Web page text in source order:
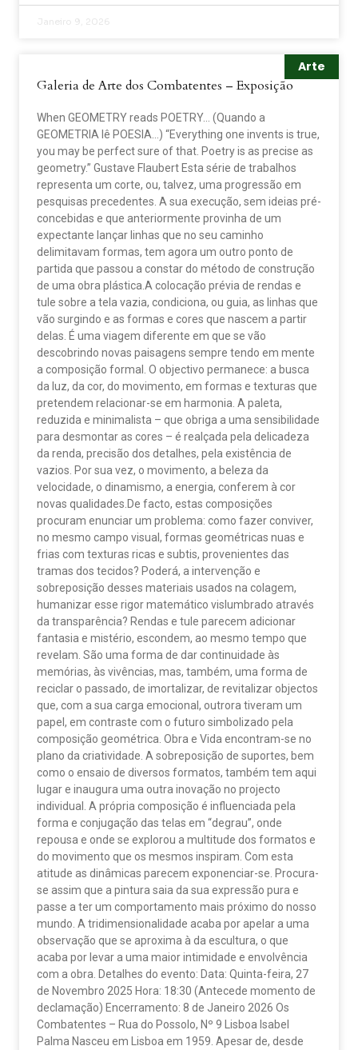
Janeiro 9, 2026
Arte
Galeria de Arte dos Combatentes – Exposição
When GEOMETRY reads POETRY… (Quando a
GEOMETRIA lê POESIA…) “Everything one invents is true,
you may be perfect sure of that. Poetry is as precise as
geometry.” Gustave Flaubert Esta série de trabalhos
representa um corte, ou, talvez, uma progressão em
pesquisas precedentes. A sua execução, sem ideias pré-
concebidas e que anteriormente provinha de um
expectante lançar linhas que no seu caminho
delimitavam formas, tem agora um outro ponto de
partida que passou a constar do método de construção
de uma obra plástica.A colocação prévia de rendas e
tule sobre a tela vazia, condiciona, ou guia, as linhas que
vão surgindo e as formas e cores que nascem a partir
delas. É uma viagem diferente em que se vão
descobrindo novas paisagens sempre tendo em mente
a composição formal. O objectivo permanece: a busca
da luz, da cor, do movimento, em formas e texturas que
pretendem relacionar-se em harmonia. A paleta,
reduzida e minimalista – que obriga a uma sensibilidade
para desmontar as cores – é realçada pela delicadeza
da renda, precisão dos detalhes, pela existência de
vazios. Por sua vez, o movimento, a beleza da
velocidade, o dinamismo, a energia, conferem à cor
novas qualidades.De facto, estas composições
procuram enunciar um problema: como fazer conviver,
no mesmo campo visual, formas geométricas nuas e
frias com texturas ricas e subtis, provenientes das
tramas dos tecidos? Poderá, a intervenção e
sobreposição desses materiais usados na colagem,
humanizar esse rigor matemático vislumbrado através
da transparência? Rendas e tule parecem adicionar
fantasia e mistério, escondem, ao mesmo tempo que
revelam. São uma forma de dar continuidade às
memórias, às vivências, mas, também, uma forma de
reciclar o passado, de imortalizar, de revitalizar objectos
que, com a sua carga emocional, outrora tiveram um
papel, em contraste com o futuro simbolizado pela
composição geométrica. Obra e Vida encontram-se no
plano da criatividade. A sobreposição de suportes, bem
como o ensaio de diversos formatos, também tem aqui
lugar e inaugura uma outra inovação no projecto
individual. A própria composição é influenciada pela
forma e conjugação das telas em “degrau”, onde
repousa e onde se explorou a multitude dos formatos e
do movimento que os mesmos inspiram. Com esta
atitude as dinâmicas parecem exponenciar-se. Procura-
se assim que a pintura saia da sua expressão pura e
passe a ter um comportamento mais próximo do nosso
mundo. A tridimensionalidade acaba por apelar a uma
observação que se aproxima à da escultura, o que
acaba por levar a uma maior intimidade e envolvência
com a obra. Detalhes do evento: Data: Quinta-feira, 27
de Novembro 2025 Hora: 18:30 (Antecede momento de
declamação) Encerramento: 8 de Janeiro 2026 Os
Combatentes – Rua do Possolo, Nº 9 Lisboa Isabel
Palma Nasceu em Lisboa em 1959. Apesar de, desde